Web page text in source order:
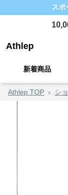
スポ
Athlep
新着商品
Athlep TOP › シ